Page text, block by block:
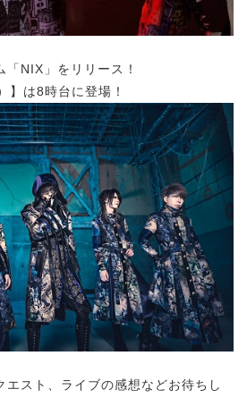
NIX」をリリース！
】は8時台に登場！
スト、ライブの感想などお待ちし